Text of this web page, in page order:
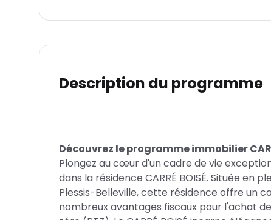
Description du programme
Découvrez le programme immobilier
Plongez au cœur d'un cadre de vie
dans la résidence CARRÉ BOISÉ. Située en
Plessis-Belleville, cette résidence offre un
nombreux avantages fiscaux pour l'achat